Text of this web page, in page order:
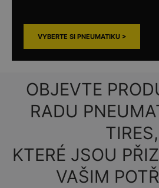
VYBERTE SI PNEUMATIKU >
OBJEVTE
RADU
TIRES,
KTERÉ JSOU
VAŠIM